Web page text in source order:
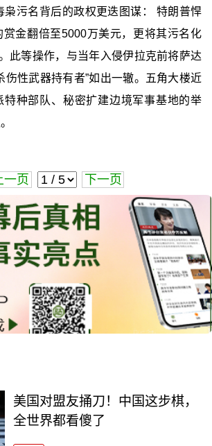
枭污名背后的政权更迭图谋： 特朗普悍
金翻倍至5000万美元，更将其污名化
此等操作，与当年入侵伊拉克前将萨达
伤性武器持有者”如出一辙。五角大楼近
特种部队、秘密扩建边境军事基地的举
一页 下一页
美国对盟友捅刀！中国这步棋，
全世界都看傻了